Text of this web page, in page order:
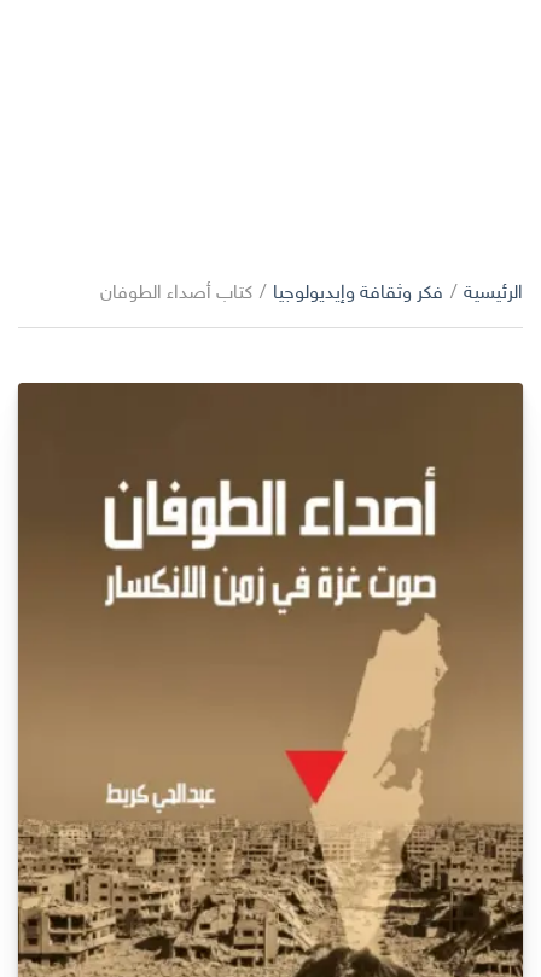
الرئيسية / فكر وثقافة وإيديولوجيا / كتاب أصداء الطوفان